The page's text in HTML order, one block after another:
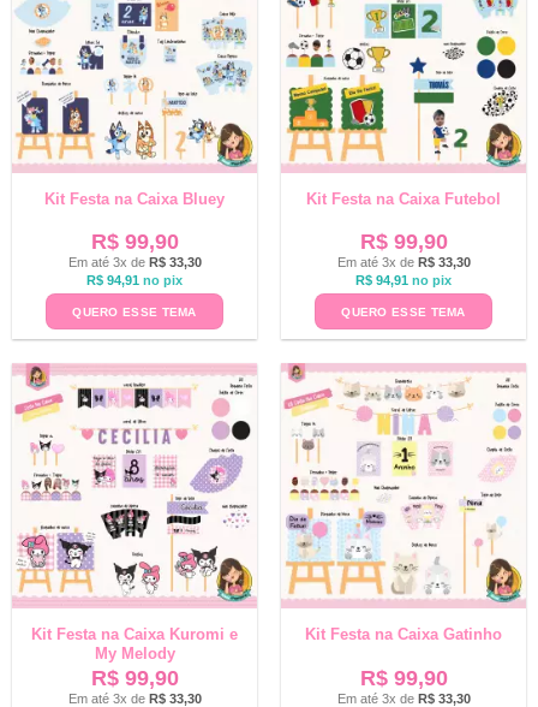
Kit Festa na Caixa Bluey
R$99,90
Em até 3x de R$33,30
R$ 94,91 no pix
QUERO ESSE TEMA
Kit Festa na Caixa Futebol
R$99,90
Em até 3x de R$33,30
R$ 94,91 no pix
QUERO ESSE TEMA
Kit Festa na Caixa Kuromi e
My Melody
R$99,90
Em até 3x de R$33,30
Kit Festa na Caixa Gatinho
R$99,90
Em até 3x de R$33,30